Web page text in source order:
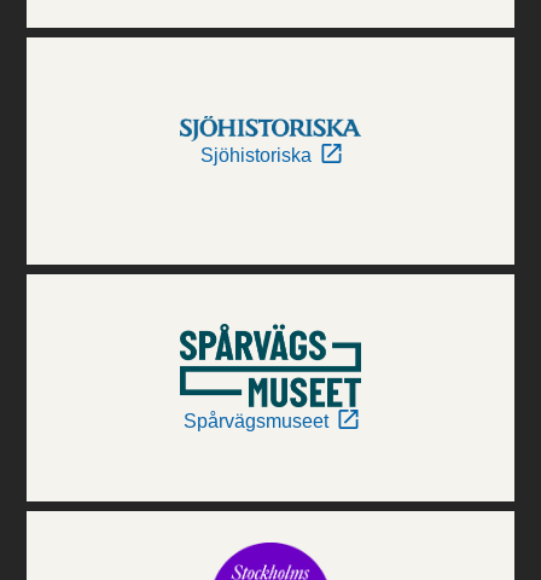
Sjöhistoriska
Spårvägsmuseet